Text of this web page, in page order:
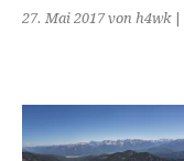
27. Mai 2017 von h4wk|